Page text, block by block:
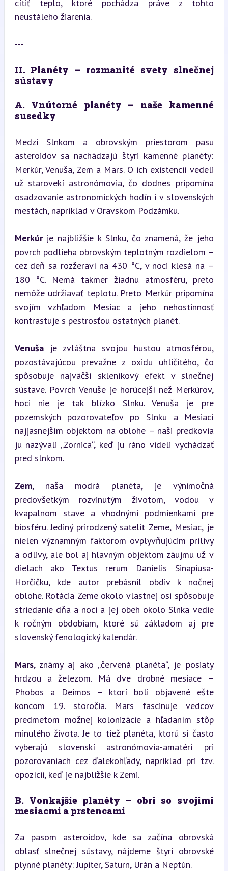
cítiť teplo, ktoré pochádza práve z tohto
neustáleho žiarenia.
---
II. Planéty – rozmanité svety slnečnej
sústavy
A. Vnútorné planéty – naše kamenné
susedky
Medzi Slnkom a obrovským priestorom pasu
asteroidov sa nachádzajú štyri kamenné planéty:
Merkúr, Venuša, Zem a Mars. O ich existencii vedeli
už starovekí astronómovia, čo dodnes pripomína
osadzovanie astronomických hodín i v slovenských
mestách, napríklad v Oravskom Podzámku.
Merkúr je najbližšie k Slnku, čo znamená, že jeho
povrch podlieha obrovským teplotným rozdielom –
cez deň sa rozžeraví na 430 °C, v noci klesá na –
180 °C. Nemá takmer žiadnu atmosféru, preto
nemôže udržiavať teplotu. Preto Merkúr pripomína
svojím vzhľadom Mesiac a jeho nehostinnosť
kontrastuje s pestrosťou ostatných planét.
Venuša je zvláštna svojou hustou atmosférou,
pozostávajúcou prevažne z oxidu uhličitého, čo
spôsobuje najväčší skleníkový efekt v slnečnej
sústave. Povrch Venuše je horúcejší než Merkúrov,
hoci nie je tak blízko Slnku. Venuša je pre
pozemských pozorovateľov po Slnku a Mesiaci
najjasnejším objektom na oblohe – naši predkovia
ju nazývali „Zornica“, keď ju ráno videli vychádzať
pred slnkom.
Zem, naša modrá planéta, je výnimočná
predovšetkým rozvinutým životom, vodou v
kvapalnom stave a vhodnými podmienkami pre
biosféru. Jediný prirodzený satelit Zeme, Mesiac, je
nielen významným faktorom ovplyvňujúcim prílivy
a odlivy, ale bol aj hlavným objektom záujmu už v
dielach ako Textus rerum Danielis Sinapiusa-
Horčičku, kde autor prebásnil obdiv k nočnej
oblohe. Rotácia Zeme okolo vlastnej osi spôsobuje
striedanie dňa a noci a jej obeh okolo Slnka vedie
k ročným obdobiam, ktoré sú základom aj pre
slovenský fenologický kalendár.
Mars, známy aj ako „červená planéta“, je posiaty
hrdzou a železom. Má dve drobné mesiace –
Phobos a Deimos – ktorí boli objavené ešte
koncom 19. storočia. Mars fascinuje vedcov
predmetom možnej kolonizácie a hľadaním stôp
minulého života. Je to tiež planéta, ktorú si často
vyberajú slovenskí astronómovia-amatéri pri
pozorovaniach cez ďalekohľady, napríklad pri tzv.
opozícii, keď je najbližšie k Zemi.
B. Vonkajšie planéty – obri so svojimi
mesiacmi a prstencami
Za pasom asteroidov, kde sa začína obrovská
oblasť slnečnej sústavy, nájdeme štyri obrovské
plynné planéty: Jupiter, Saturn, Urán a Neptún.